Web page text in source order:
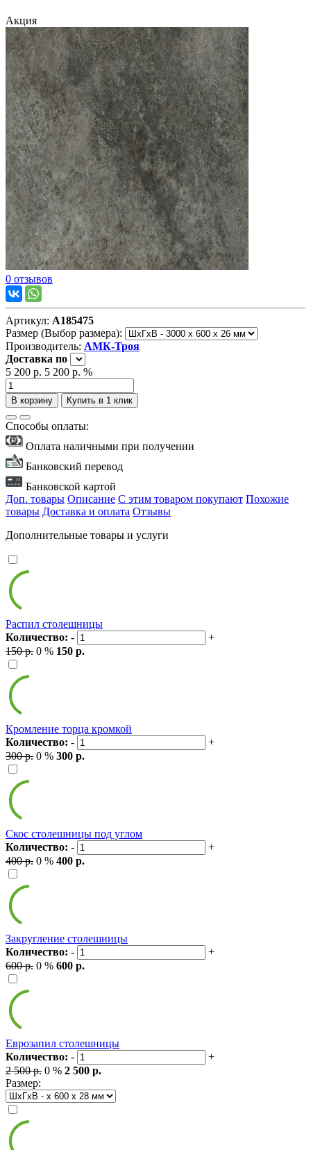
Акция
0 отзывов
Артикул: А185475
Размер (Выбор размера):
Производитель: АМК-Троя
Доставка по
5 200 р. 5 200 р. %
В корзину Купить в 1 клик
Способы оплаты:
Оплата наличными при получении
Банковский перевод
Банковской картой
Доп. товары Описание С этим товаром покупают Похожие
товары Доставка и оплата Отзывы
Дополнительные товары и услуги
Распил столешницы
Количество: -
+
150 р. 0 % 150 р.
Кромление торца кромкой
Количество: -
+
300 р. 0 % 300 р.
Скос столешницы под углом
Количество: -
+
400 р. 0 % 400 р.
Закругление столешницы
Количество: -
+
600 р. 0 % 600 р.
Еврозапил столешницы
Количество: -
+
2 500 р. 0 % 2 500 р.
Размер: